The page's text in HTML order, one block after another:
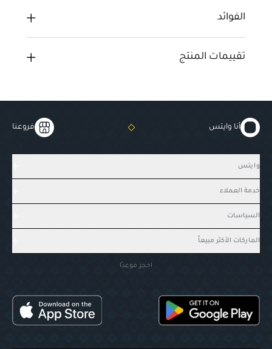
الفوائد
تقييمات المنتج
أنا وايتس فروعنا
وايتس
خدمة العملاء
السياسات
الماركات الأكثر مبيعاً
احجز موعدًا